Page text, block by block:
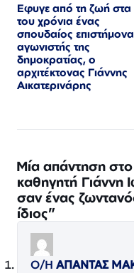
Εφυγε από τη ζωή
του χρόνια ένας
σπουδαίος
αγωνιστής της
δημοκρατίας, ο
αρχιτέκτονας Γιάννης
Αικατερινάρης
Μία απάντηση στο
καθηγητή Γιάννη
σαν ένας
ίδιος”
Ο/Η ΑΠΑΝΤΑΣ